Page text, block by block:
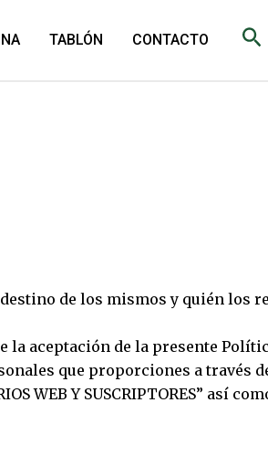
TABLÓN CONTACTO
de los mismos y quién los
la aceptación de la presente
que proporciones a través
WEB Y SUSCRIPTORES” así